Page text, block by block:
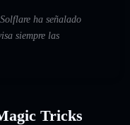
ha señalado
siempre las
Tricks